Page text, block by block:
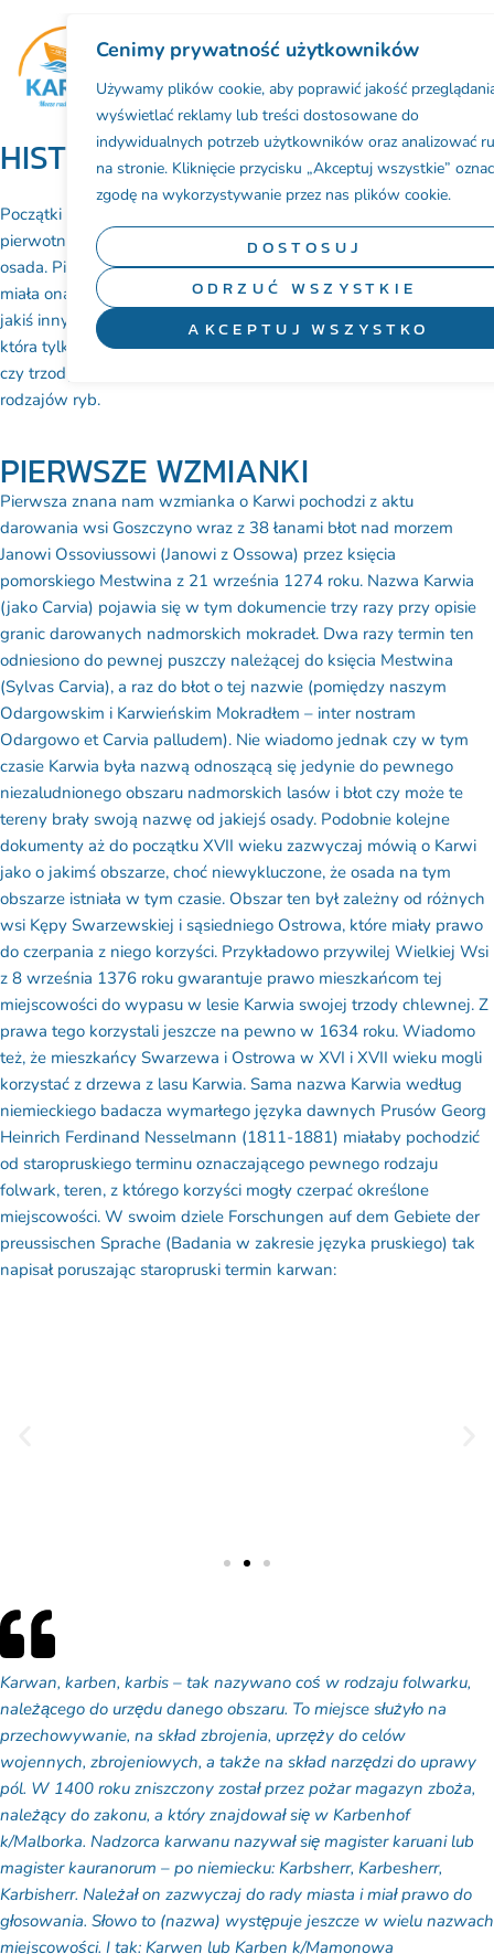
Cenimy prywatność użytkowników
wyświetlać reklamy lub treści dostosowane do
indywidualnych potrzeb użytkowników oraz analizować
na stronie. Kliknięcie przycisku „Akceptuj wszystkie”
zgodę na wykorzystywanie przez nas plików cookie.
DOSTOSUJ
ODRZUĆ WSZYSTKIE
AKCEPTUJ WSZYSTKO
BAZA NOCLEGOWA
HISTORIA KARWI
Początki Karwi giną w mrokach dziejów. Nie wiadomo czy
pierwotnie znajdował się tu jakiś nadmorski gród, miasto czy
osada. Pierwotny charakter tej miejscowości też nie jest znany. Czy
miała ona wymiar handlowy, rybacki, rolniczy czy może jeszcze
jakiś inny.
Mogła to też być pierwotniejedynie osada sezonowa,
która tylko okresowo była zamieszkana w czasie wypasów bydła
czy trzody chlewnej albo w czasie pór połowów
rodzajów ryb.
PIERWSZE WZMIANKI
Pierwsza znana nam wzmianka o Karwi pochodzi z aktu
darowania wsi Goszczyno wraz z 38 łanami błot nad morzem
Janowi Ossoviussowi (Janowi z Ossowa) przez księcia
pomorskiego Mestwina z 21 września 1274 roku. Nazwa Karwia
(jako Carvia) pojawia się w tym dokumencie trzy razy przy opisie
granic darowanych nadmorskich mokradeł. Dwa razy termin ten
odniesiono do pewnej puszczy należącej do księcia Mestwina
(Sylvas Carvia), a raz do błot o tej nazwie (pomiędzy naszym
Odargowskim i Karwieńskim Mokradłem – inter nostram
Odargowo et Carvia palludem). Nie wiadomo jednak czy w tym
czasie Karwia była nazwą odnoszącą się jedynie do pewnego
niezaludnionego obszaru nadmorskich lasów i błot czy może te
tereny brały swoją nazwę od jakiejś osady. Podobnie kolejne
dokumenty aż do początku XVII wieku zazwyczaj mówią o Karwi
jako o jakimś obszarze, choć niewykluczone, że osada na tym
obszarze istniała w tym czasie. Obszar ten był zależny od różnych
wsi Kępy Swarzewskiej i sąsiedniego Ostrowa, które miały prawo
do czerpania z niego korzyści. Przykładowo przywilej Wielkiej Wsi
z 8 września 1376 roku gwarantuje prawo mieszkańcom tej
miejscowości do wypasu w lesie Karwia swojej trzody chlewnej. Z
prawa tego korzystali jeszcze na pewno w 1634 roku. Wiadomo
też, że mieszkańcy Swarzewa i Ostrowa w XVI i XVII wieku mogli
korzystać z drzewa z lasu Karwia. Sama nazwa Karwia według
niemieckiego badacza wymarłego języka dawnych Prusów Georg
Heinrich Ferdinand Nesselmann (1811-1881) miałaby pochodzić
od staropruskiego terminu oznaczającego pewnego rodzaju
folwark , teren, z którego korzyści mogły czerpać określone
miejscowości. W swoim dziele Forschungen auf dem Gebiete der
preussischen Sprache (Badania w zakresie języka pruskiego) tak
napisał poruszając staropruski termin karwan :
Karwan, karben, karbis – tak nazywano coś w rodzaju folwarku,
należącego do urzędu danego obszaru. To miejsce służyło na
przechowywanie, na skład zbrojenia, uprzęży do celów
wojennych, zbrojeniowych, a także na skład narzędzi do uprawy
pól. W 1400 roku zniszczony został przez pożar magazyn zboża,
należący do zakonu, a który znajdował się w Karbenhof
k/Malborka. Nadzorca karwanu nazywał się magister karuani lub
magister kauranorum – po niemiecku: Karbsherr, Karbesherr,
Karbisherr. Należał on zazwyczaj do rady miasta i miał prawo do
głosowania. Słowo to (nazwa) występuje jeszcze w wielu nazwach
miejscowości. I tak: Karwen lub Karben k/Mamonowa